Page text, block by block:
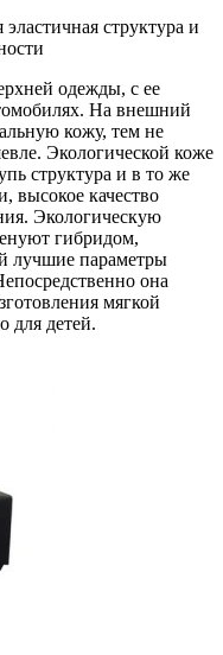
структура и
одежды, с ее
На внешний
кожу, тем не
Экологической коже
структура и в то же
высокое качество
Экологическую
гибридом,
лучшие параметры
она
мягкой
для детей.